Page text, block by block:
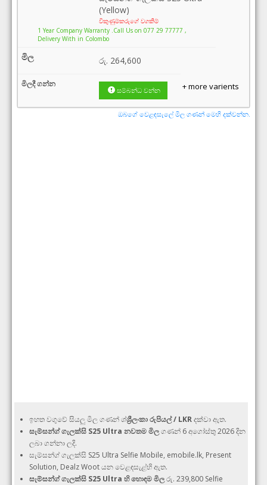
(Yellow)
විකුණුම්කරුගේ වගකීම්
1 Year Company Warranty .Call Us on 077 29 77777 ,
Delivery With in Colombo
රු. 264,600
සම්බන්ධ වන්න + more varients
ඔබගේ වෙළඳසැලේ මිල ගණන් මෙහි දක්වන්න.
ඉහත වගුවේ සියලු මිල ගණන් ශ්ශ්‍රීලංකා රුපියල් / LKRදක්වා ඇත.
සැම්සන්ග් ගැලක්සි S25 Ultra නවතම මිලගණන් 6 අගෝස්තු 2026 දින
ලබා ගන්නා ලදි.
සැම්සන්ග් ගැලක්සි S25 Ultra Selfie Mobile, emobile.lk, Present
Solution, Dealz Woot යන වෙළඳසැළ්හි ඇත.
සැම්සන්ග් ගැලක්සි S25 Ultra හි හොඳම මිලරු. 239,800 Selfie